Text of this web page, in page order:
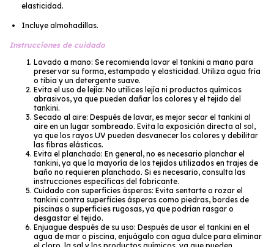
elasticidad.
Incluye almohadillas.
Instrucciones de cuidado
Lavado a mano: Se recomienda lavar el tankini a mano para
preservar su forma, estampado y elasticidad. Utiliza agua fría
o tibia y un detergente suave.
Evita el uso de lejía: No utilices lejía ni productos químicos
abrasivos, ya que pueden dañar los colores y el tejido del
tankini.
Secado al aire: Después de lavar, es mejor secar el tankini al
aire en un lugar sombreado. Evita la exposición directa al sol,
ya que los rayos UV pueden desvanecer los colores y debilitar
las fibras elásticas.
Evita el planchado: En general, no es necesario planchar el
tankini, ya que la mayoría de los tejidos utilizados en trajes de
baño no requieren planchado. Si es necesario, consulta las
instrucciones específicas del fabricante.
Cuidado con superficies ásperas: Evita sentarte o rozar el
tankini contra superficies ásperas como piedras, bordes de
piscinas o superficies rugosas, ya que podrían rasgar o
desgastar el tejido.
Enjuague después de su uso: Después de usar el tankini en el
agua de mar o piscina, enjuágalo con agua dulce para eliminar